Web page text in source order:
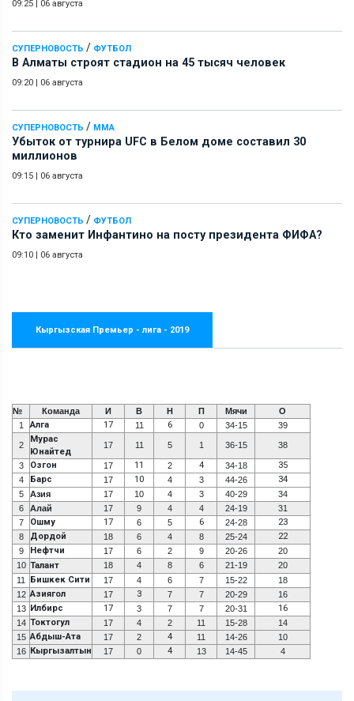
09:25 06 августа
СУПЕРНОВОСТЬ / ФУТБОЛ
В Алматы строят стадион на 45 тысяч человек
09:20 | 06 августа
СУПЕРНОВОСТЬ / ММА
Убыток от турнира UFC в Белом доме составил 30
миллионов
09:15 | 06 августа
СУПЕРНОВОСТЬ / ФУТБОЛ
Кто заменит Инфантино на посту президента ФИФА?
09:10 | 06 августа
Кыргызская Премьер - лига - 2019
№ Команда И В Н П Мячи
О
1
Алга 17 11 6 0 34-15 39
2
Мурас
Юнайтед
17 11 5 1 36-15 38
3 Озгон 17 11 2 4 34-18 35
4 Барс 17 10 4 3 44-26 34
5 Азия 17 10 4 3 40-29
34
6
Алай 17 9 4 4 24-19
31
7
Ошму 17 6 5 6 24-28 23
8 Дордой 18 6 4 8 25-24 22
9 Нефтчи 17 6 2 9 20-26
20
10 Талант 18 4 8 6 21-19
20
11
Бишкек Сити 17 4 6 7 15-22
18
12 Азиягол 17 3 7 7 20-29
16
13 Илбирс 17 3 7 7 20-31 16
14 Токтогул 17 4 2 11 15-28
14
15 Абдыш-Ата 17 2 4 11 14-26
10
16 Кыргызалтын 17 0 4 13 14-45 4